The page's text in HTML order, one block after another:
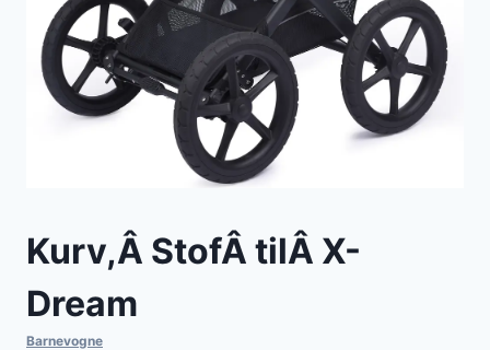
Kurv,Â StofÂ tilÂ X-
Dream
Barnevogne